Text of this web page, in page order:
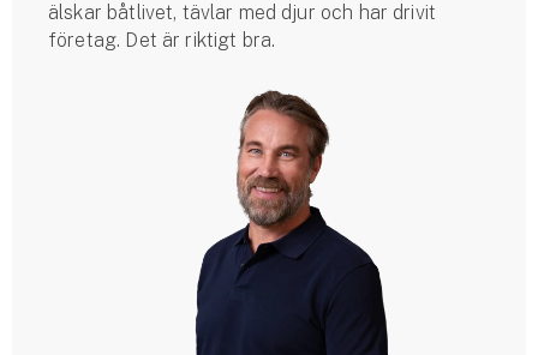
Bostadsrättsförsäkring
Bilförsäkring för företag
älskar båtlivet, tävlar med djur och har drivit
företag. Det är riktigt bra.